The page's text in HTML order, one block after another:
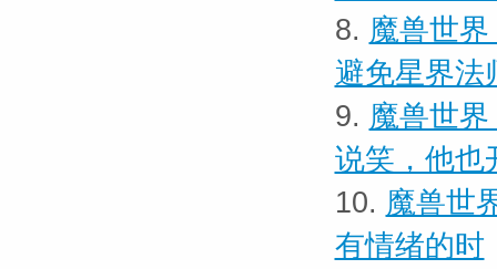
8. 魔兽世
避免星界法
9. 魔兽世
说笑，他也
10. 魔兽世
有情绪的时